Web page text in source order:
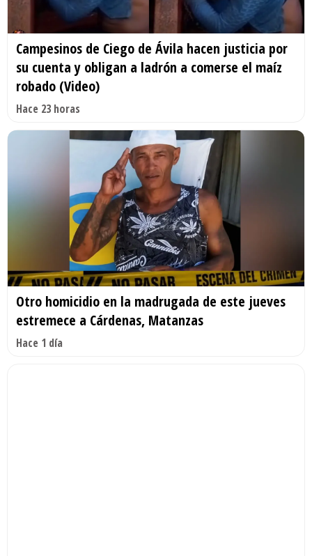
Campesinos de Ciego de Ávila hacen justicia por
su cuenta y obligan a ladrón a comerse el maíz
robado (Video)
Hace 23 horas
Otro homicidio en la madrugada de este jueves
estremece a Cárdenas, Matanzas
Hace 1 día